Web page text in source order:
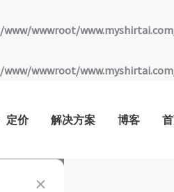
/www/wwwroot/
/www/wwwroot/
博客
解决方案
定价